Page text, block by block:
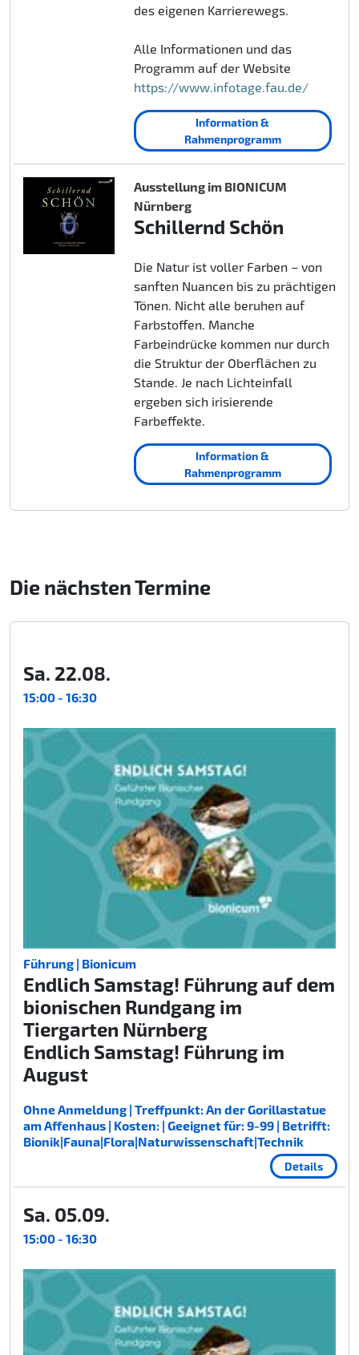
des eigenen Karrierewegs.
Alle Informationen und das
Programm auf der Website
https://www.infotage.fau.de/
Information &
Rahmenprogramm
Ausstellung im BIONICUM
Nürnberg
Schillernd Schön
Die Natur ist voller Farben – von
sanften Nuancen bis zu prächtigen
Tönen. Nicht alle beruhen auf
Farbstoffen. Manche
Farbeindrücke kommen nur durch
die Struktur der Oberflächen zu
Stande. Je nach Lichteinfall
ergeben sich irisierende
Farbeffekte.
Information &
Rahmenprogramm
Die nächsten Termine
Sa. 22.08.
15:00 - 16:30
Führung | Bionicum
Endlich Samstag! Führung auf dem
bionischen Rundgang im
Tiergarten Nürnberg
Endlich Samstag! Führung im
August
Ohne Anmeldung | Treffpunkt: An der Gorillastatue
am Affenhaus | Kosten: | Geeignet für: 9-99 | Betrifft:
Bionik|Fauna|Flora|Naturwissenschaft|Technik
Details
Sa. 05.09.
15:00 - 16:30